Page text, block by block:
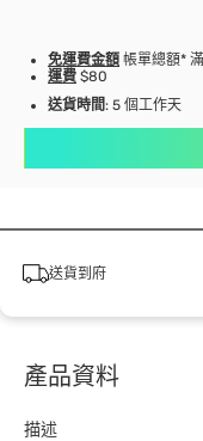
免運費金額 帳單總額*
運費 $80
送貨時間: 5 個工作天
送貨到府
產品資料
描述